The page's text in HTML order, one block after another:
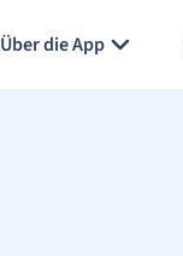
Über die App